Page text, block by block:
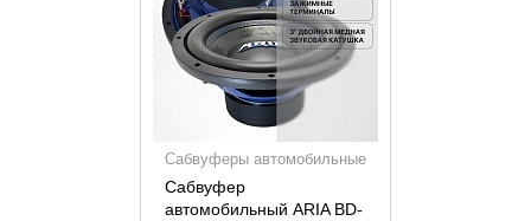
Сабвуферы автомобильные
Сабвуфер
автомобильный ARIA BD-